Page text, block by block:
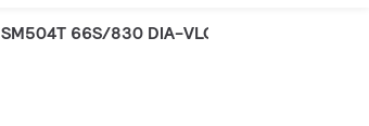
SM504T 66S/830 DIA-VLC WB WH XA